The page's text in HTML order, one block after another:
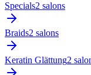
Specials2 salons
Braids2 salons
Keratin Glättung2